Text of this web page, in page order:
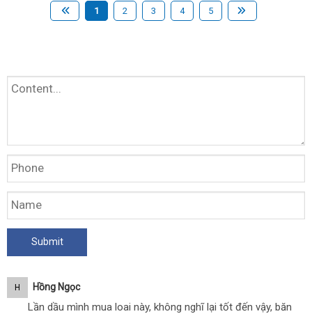
1 2 3 4 5
H Hồng Ngọc
Lần dầu mình mua loai này, không nghĩ lại tốt đến vậy, băn